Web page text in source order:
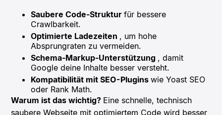
Saubere Code-Strukturfür bessere
Crawlbarkeit.
Optimierte Ladezeiten , um hohe
Absprungraten zu vermeiden.
Schema-Markup-Unterstützung , damit
Google deine Inhalte besser versteht.
Kompatibilität mit SEO-Pluginswie Yoast SEO
oder Rank Math.
Warum ist das wichtig? Eine schnelle, technisch
saubere Webseite mit optimiertem Code wird besser